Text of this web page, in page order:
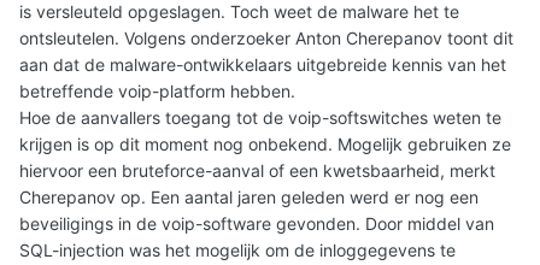
is versleuteld opgeslagen. Toch weet de malware het te
ontsleutelen. Volgens onderzoeker Anton Cherepanov toont dit
aan dat de malware-ontwikkelaars uitgebreide kennis van het
betreffende voip-platform hebben.
Hoe de aanvallers toegang tot de voip-softswitches weten te
krijgen is op dit moment nog onbekend. Mogelijk gebruiken ze
hiervoor een bruteforce-aanval of een kwetsbaarheid, merkt
Cherepanov op. Een aantal jaren geleden werd er nog een
beveiligings in de voip-software gevonden. Door middel van
SQL-injection was het mogelijk om de inloggegevens te